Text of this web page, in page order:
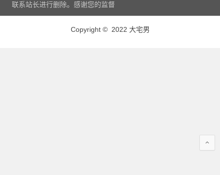
联系站长进行删除。感谢您的监督
Copyright © 2022 大宅男